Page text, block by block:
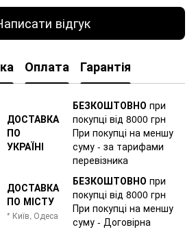
відгук
Оплата Гарантія
ДОСТАВКА
ПО
УКРАЇНІ
БЕЗКОШТОВНО при
покупці від 8000 грн
При покупці на меншу
суму - за тарифами
перевізника
ДОСТАВКА
ПО МІСТУ
* Київ, Одеса
БЕЗКОШТОВНО при
покупці від 8000 грн
При покупці на меншу
суму - Договірна